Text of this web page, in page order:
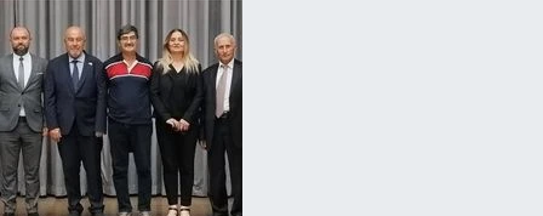
Resmi İlanlar
Sağlık
Spor